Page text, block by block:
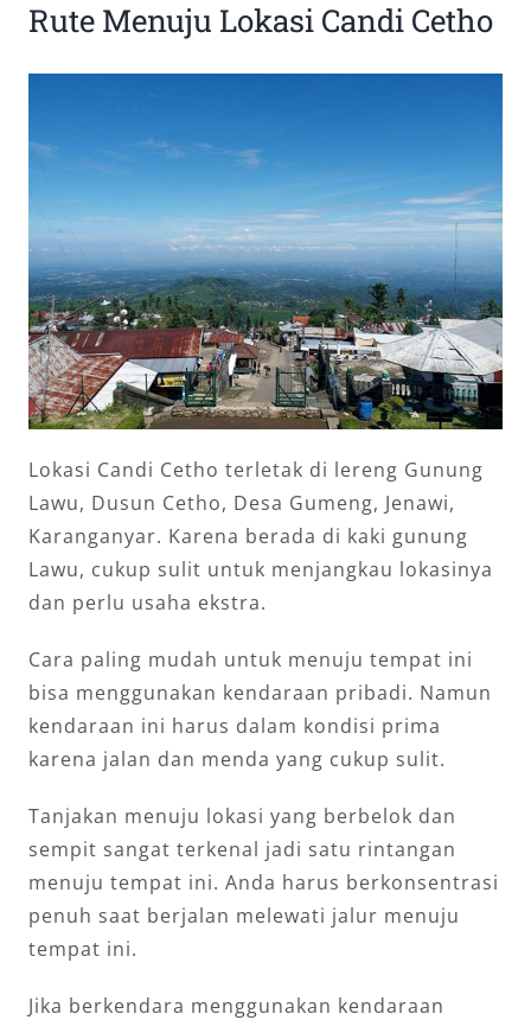
Rute Menuju Lokasi Candi Cetho
Lokasi Candi Cetho terletak di lereng Gunung
Lawu, Dusun Cetho, Desa Gumeng, Jenawi,
Karanganyar. Karena berada di kaki gunung
Lawu, cukup sulit untuk menjangkau lokasinya
dan perlu usaha ekstra.
Cara paling mudah untuk menuju tempat ini
bisa menggunakan kendaraan pribadi. Namun
kendaraan ini harus dalam kondisi prima
karena jalan dan menda yang cukup sulit.
Tanjakan menuju lokasi yang berbelok dan
sempit sangat terkenal jadi satu rintangan
menuju tempat ini. Anda harus berkonsentrasi
penuh saat berjalan melewati jalur menuju
tempat ini.
Jika berkendara menggunakan kendaraan